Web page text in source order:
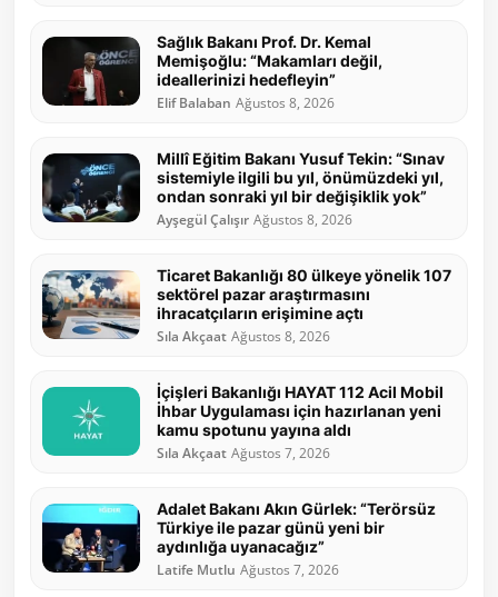
Sağlık Bakanı Prof. Dr. Kemal
Memişoğlu: “Makamları değil,
ideallerinizi hedefleyin”
Elif Balaban Ağustos 8, 2026
Millî Eğitim Bakanı Yusuf Tekin: “Sınav
sistemiyle ilgili bu yıl, önümüzdeki yıl,
ondan sonraki yıl bir değişiklik yok”
Ayşegül Çalışır Ağustos 8, 2026
Ticaret Bakanlığı 80 ülkeye yönelik 107
sektörel pazar araştırmasını
ihracatçıların erişimine açtı
Sıla Akçaat Ağustos 8, 2026
İçişleri Bakanlığı HAYAT 112 Acil Mobil
İhbar Uygulaması için hazırlanan yeni
kamu spotunu yayına aldı
Sıla Akçaat Ağustos 7, 2026
Adalet Bakanı Akın Gürlek: “Terörsüz
Türkiye ile pazar günü yeni bir
aydınlığa uyanacağız”
Latife Mutlu Ağustos 7, 2026